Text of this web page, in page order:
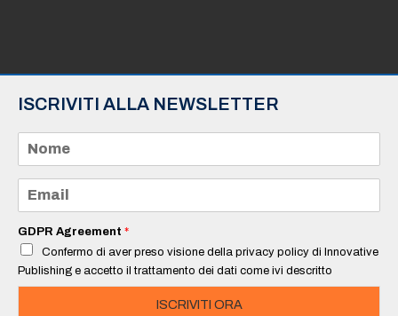
ISCRIVITI ALLA NEWSLETTER
m
e
a
i
*
GDPR Agreement *
Confermo di aver preso visione della privacy policy di Innovative
Publishing e accetto il trattamento dei dati come ivi descritto
ISCRIVITI ORA